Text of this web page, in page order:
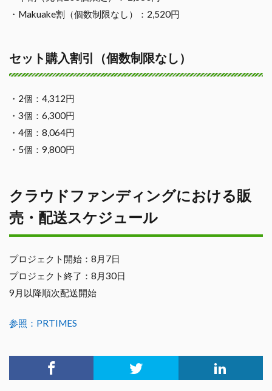
・Makuake割（個数制限なし）：2,520円
セット購入割引（個数制限なし）
・2個：4,312円
・3個：6,300円
・4個：8,064円
・5個：9,800円
クラウドファンディングにおける販
売・配送スケジュール
プロジェクト開始：8月7日
プロジェクト終了：8月30日
9月以降順次配送開始
参照：PRTIMES